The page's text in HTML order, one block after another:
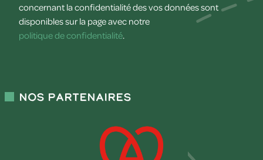
concernant la confidentialité des vos données sont
disponibles sur la page avec notre
politique de confidentialité.
Nos partenaires